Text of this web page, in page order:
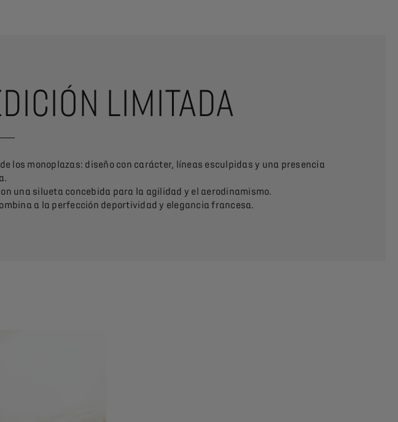
LIMITADA
los monoplazas: diseño con carácter, líneas esculpidas y una presencia
una silueta concebida para la agilidad y el aerodinamismo.
a la perfección deportividad y elegancia francesa.